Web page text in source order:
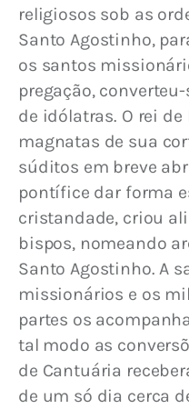
religiosos sob as
Santo Agostinho,
os santos
pregação,
de idólatras. O rei
magnatas de sua
súditos em breve
pontífice dar forma
cristandade, criou
bispos, nomeando
Santo Agostinho. A
missionários e os
partes os
tal modo as
de Cantuária
de um só dia cerca